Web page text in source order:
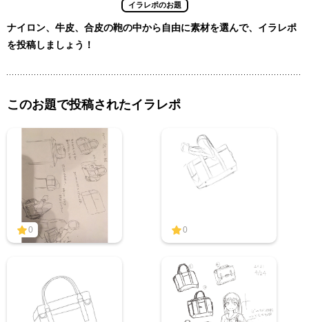
イラレポのお題
ナイロン、牛皮、合皮の鞄の中から自由に素材を選んで、イラレポ
を投稿しましょう！
このお題で投稿されたイラレポ
0 0